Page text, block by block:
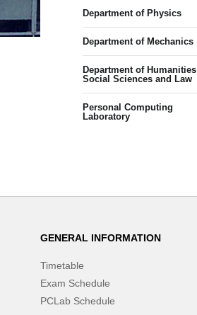
Department of Physics
Department of Mechanics
Department of Humanities
Social Sciences and Law
Personal Computing
Laboratory
GENERAL INFORMATION
Timetable
Exam Schedule
PCLab Schedule